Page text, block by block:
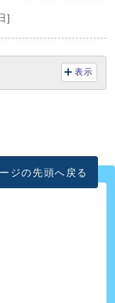
]
表示
ジの先頭へ戻る